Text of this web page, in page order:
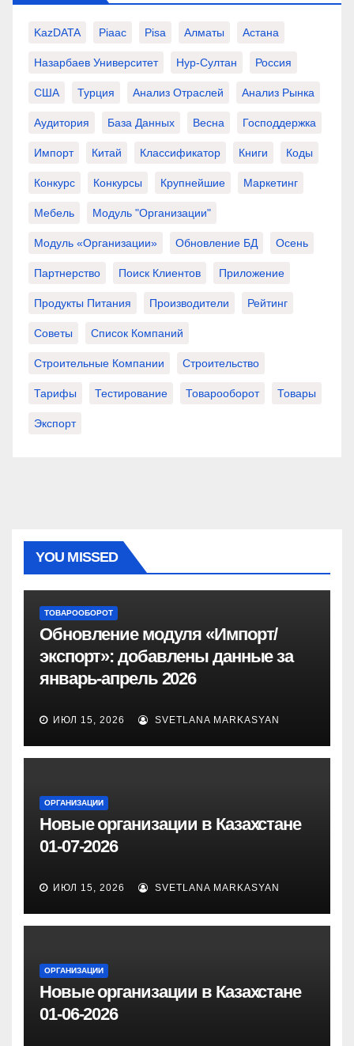
KazDATA Piaac Pisa Алматы Астана
Назарбаев Университет Нур-Султан Россия
США Турция Анализ Отраслей Анализ Рынка
Аудитория База Данных Весна Господдержка
Импорт Китай Классификатор Книги Коды
Конкурс Конкурсы Крупнейшие Маркетинг
Мебель Модуль "Организации"
Модуль «Организации» Обновление БД Осень
Партнерство Поиск Клиентов Приложение
Продукты Питания Производители Рейтинг
Советы Список Компаний
Строительные Компании Строительство
Тарифы Тестирование Товарооборот Товары
Экспорт
YOU MISSED
ТОВАРООБОРОТ
Обновление модуля «Импорт/
экспорт»: добавлены данные за
январь-апрель 2026
ИЮЛ 15, 2026 SVETLANA MARKASYAN
ОРГАНИЗАЦИИ
Новые организации в Казахстане
01-07-2026
ИЮЛ 15, 2026 SVETLANA MARKASYAN
ОРГАНИЗАЦИИ
Новые организации в Казахстане
01-06-2026